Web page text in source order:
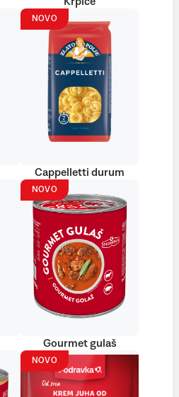
NOVO
Cappelletti durum
NOVO
Gourmet gulaš
NOVO